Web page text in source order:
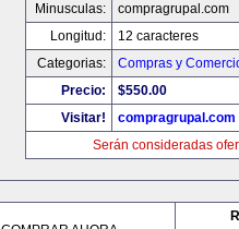
Minusculas:
compragrupal.com
Longitud:
12 caracteres
Categorias:
Compras y
Precio:
$550.00
Visitar!
compragrupal.com
Serán consideradas